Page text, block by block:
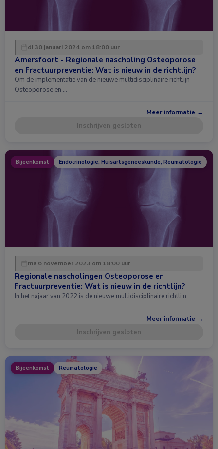
di 30 januari 2024 om 18:00 uur
Amersfoort - Regionale nascholing Osteoporose
en Fractuurpreventie: Wat is nieuw in de richtlijn?
Om de implementatie van de nieuwe multidisciplinaire richtlijn
Osteoporose en …
Meer informatie →
Inschrijven gesloten
Bijeenkomst Endocrinologie, Huisartsgeneeskunde, Reumatologie
ma 6 november 2023 om 18:00 uur
Regionale nascholingen Osteoporose en
Fractuurpreventie: Wat is nieuw in de richtlijn?
In het najaar van 2022 is de nieuwe multidisciplinaire richtlijn …
Meer informatie →
Inschrijven gesloten
Bijeenkomst Reumatologie